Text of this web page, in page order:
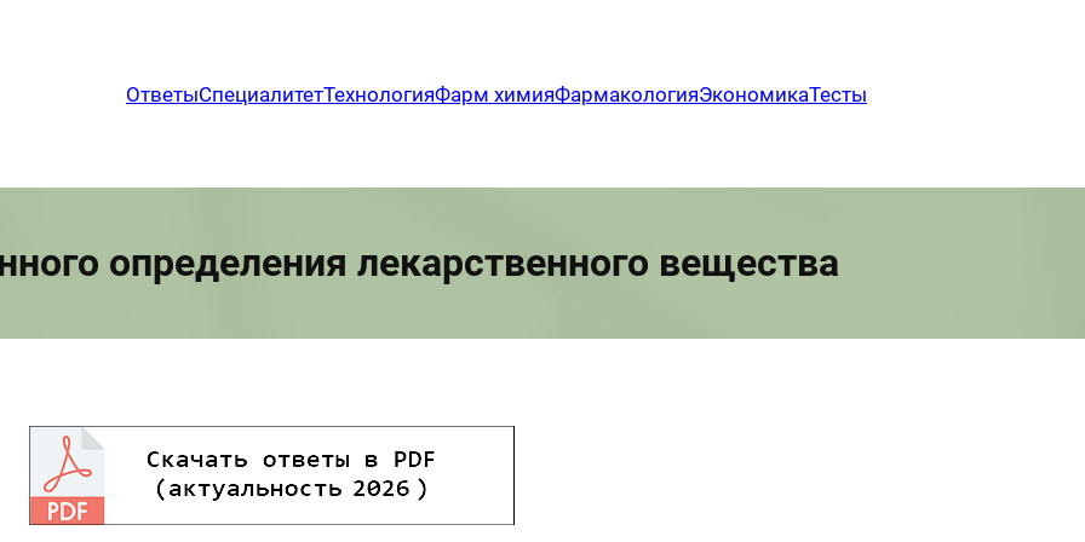
ОтветыСпециалитетТехнологияФарм химияФармакологияЭкономикаТесты
определения лекарственного вещества